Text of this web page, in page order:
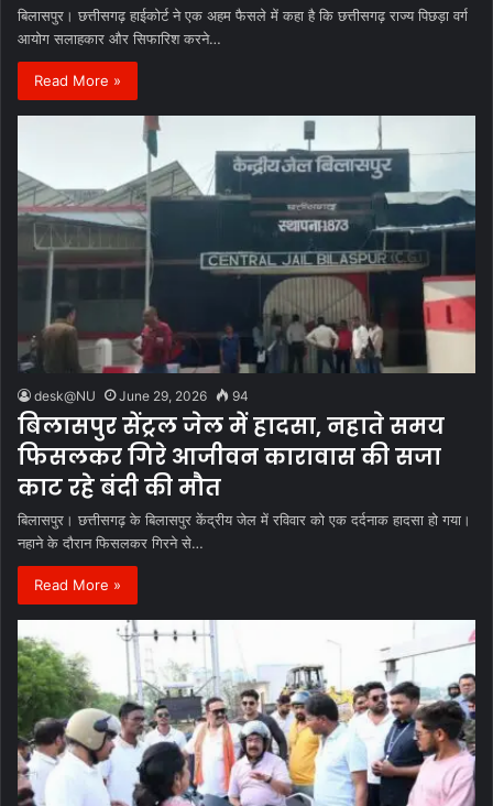
बिलासपुर। छत्तीसगढ़ हाईकोर्ट ने एक अहम फैसले में कहा है कि छत्तीसगढ़ राज्य पिछड़ा वर्ग
आयोग सलाहकार और सिफारिश करने…
Read More »
desk@NU June 29, 2026 94
बिलासपुर सेंट्रल जेल में हादसा, नहाते समय
फिसलकर गिरे आजीवन कारावास की सजा
काट रहे बंदी की मौत
बिलासपुर। छत्तीसगढ़ के बिलासपुर केंद्रीय जेल में रविवार को एक दर्दनाक हादसा हो गया।
नहाने के दौरान फिसलकर गिरने से…
Read More »